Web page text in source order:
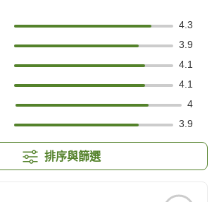
4.3
3.9
4.1
4.1
4
3.9
排序與篩選